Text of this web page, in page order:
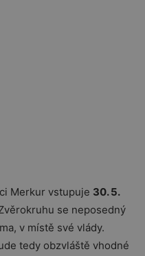
Merkur vstupuje 30. 5.
se neposedný
v místě své vlády.
tedy obzvláště vhodné